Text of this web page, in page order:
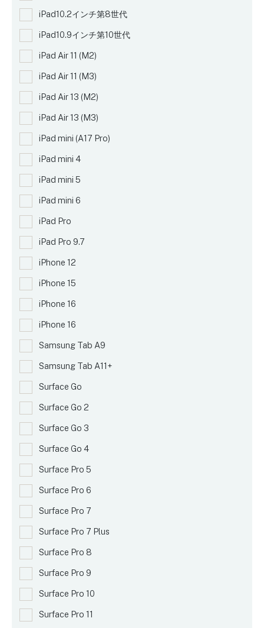
iPad10.2インチ第8世代
iPad10.9インチ第10世代
iPad Air 11 (M2)
iPad Air 11 (M3)
iPad Air 13 (M2)
iPad Air 13 (M3)
iPad mini (A17 Pro)
iPad mini 4
iPad mini 5
iPad mini 6
iPad Pro
iPad Pro 9.7
iPhone 12
iPhone 15
iPhone 16
iPhone 16
Samsung Tab A9
Samsung Tab A11+
Surface Go
Surface Go 2
Surface Go 3
Surface Go 4
Surface Pro 5
Surface Pro 6
Surface Pro 7
Surface Pro 7 Plus
Surface Pro 8
Surface Pro 9
Surface Pro 10
Surface Pro 11